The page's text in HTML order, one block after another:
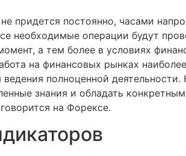
придется постоянно, часами
необходимые операции будут
а тем более в условиях
на финансовых рынках
полноценной
знания и обладать
на Форексе.